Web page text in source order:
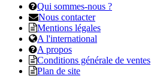
Qui sommes-nous ?
Nous contacter
Mentions légales
A l'international
A propos
Conditions générale de ventes
Plan de site